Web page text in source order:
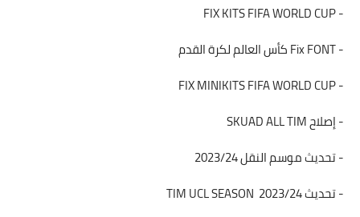
- FIX KITS FIFA WORLD CUP
- Fix FONT كأس العالم لكرة القدم
- FIX MINIKITS FIFA WORLD CUP
- إصلاح SKUAD ALL TIM
- تحديث موسم النقل 2023/24
- تحديث TIM UCL SEASON 2023/24